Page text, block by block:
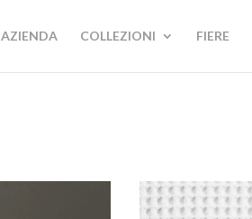
AZIENDA COLLEZIONI FIERE